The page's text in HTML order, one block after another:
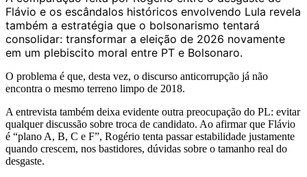
Flávio e os escândalos históricos envolvendo Lula revela
também a estratégia que o bolsonarismo tentará
consolidar: transformar a eleição de 2026 novamente
em um plebiscito moral entre PT e Bolsonaro.
O problema é que, desta vez, o discurso anticorrupção já não
encontra o mesmo terreno limpo de 2018.
A entrevista também deixa evidente outra preocupação do PL: evitar
qualquer discussão sobre troca de candidato. Ao afirmar que Flávio
é “plano A, B, C e F”, Rogério tenta passar estabilidade justamente
quando crescem, nos bastidores, dúvidas sobre o tamanho real do
desgaste.